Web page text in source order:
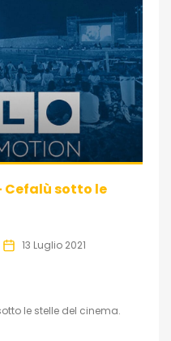
Cefalù sotto le
13 Luglio 2021
le stelle del cinema.